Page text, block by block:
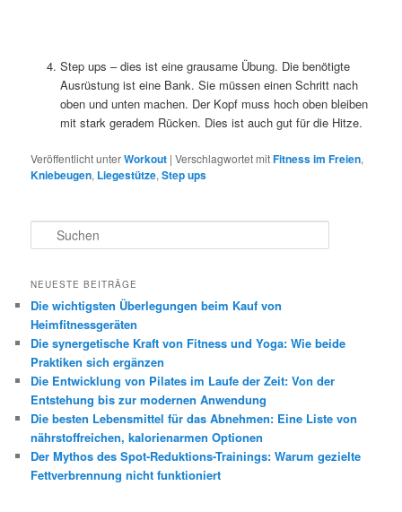
Step ups – dies ist eine grausame Übung. Die benötigte
Ausrüstung ist eine Bank. Sie müssen einen Schritt nach
oben und unten machen. Der Kopf muss hoch oben bleiben
mit stark geradem Rücken. Dies ist auch gut für die Hitze.
Veröffentlicht unterWorkout |Verschlagwortet mitFitness im Freien,
Kniebeugen, Liegestütze,Step ups
u
h
n
NEUESTE BEITRÄGE
Die wichtigsten Überlegungen beim Kauf von
Heimfitnessgeräten
Die synergetische Kraft von Fitness und Yoga: Wie beide
Praktiken sich ergänzen
Die Entwicklung von Pilates im Laufe der Zeit: Von der
Entstehung bis zur modernen Anwendung
Die besten Lebensmittel für das Abnehmen: Eine Liste von
nährstoffreichen, kalorienarmen Optionen
Der Mythos des Spot-Reduktions-Trainings: Warum gezielte
Fettverbrennung nicht funktioniert